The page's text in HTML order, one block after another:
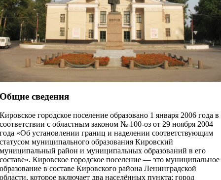
Общие сведения
Кировское городское поселение образовано 1 января 2006 года в
соответствии с областным законом № 100-оз от 29 ноября 2004
года «Об установлении границ и наделении соответствующим
статусом муниципального образования Кировский
муниципальный район и муниципальных образований в его
составе». Кировское городское поселение — это муниципальное
образование в составе Кировского района Ленинградской
области, которое включает два населённых пункта: город